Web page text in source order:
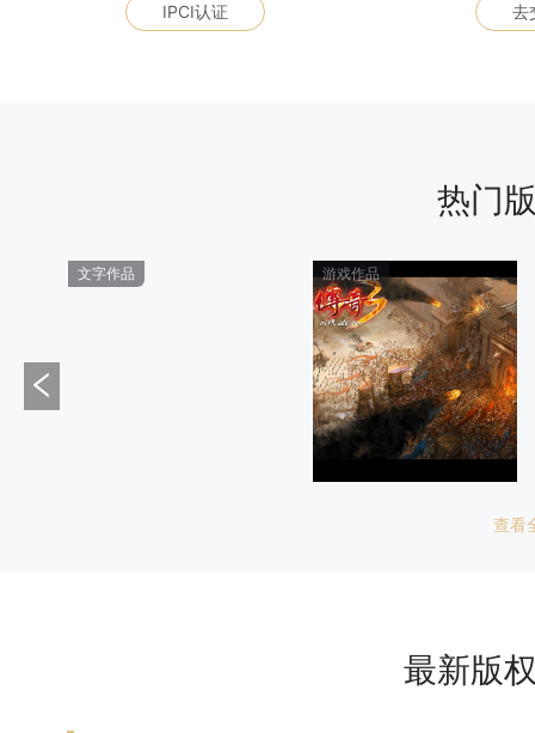
IPCI认证 去
热门
文字作品 游戏作品
查看
最新版